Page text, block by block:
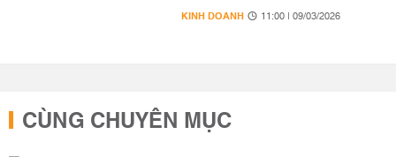
KINH DOANH 11:00 | 09/03/2026
CÙNG CHUYÊN MỤC